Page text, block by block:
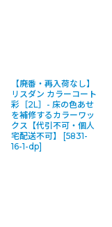
【廃番・再入荷なし】
リスダン カラーコート
彩［2L］- 床の色あせ
を補修するカラーワッ
クス【代引不可・個人
宅配送不可】
[5831-
16-1-dp]